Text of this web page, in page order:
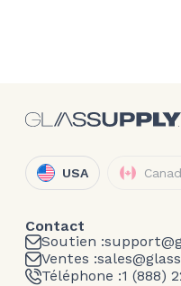
USA
Contact
Soutien :
Ventes :
Téléphone :1 (888)